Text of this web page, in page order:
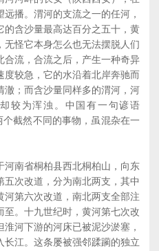
播。渭河的支流之一的任河，
的含沙量最高达百分之五十，黄
怪它本身怎么也无法摆脱人们
合流，合流之后，产生一种奇异
度较急，它的水沿着北岸奔驰而
；而含沙量同样多的渭河，河
较为浑浊。中国有一句谚语
个截然不同的事物，虽混杂在一
南省桐柏县西北桐柏山，向东
次改道，分为南北两支，其中
第六次改道，南北两支全部注
至。十九世纪时，黄河第七次改
河下游的河床已被泥沙淤塞，
江。这条屡被强邻蹂躏的独立